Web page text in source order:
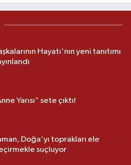
Hayatı'nın yeni tanıtımı
Yarısı” sete çıktı!
Doğa'yı toprakları ele
suçluyor